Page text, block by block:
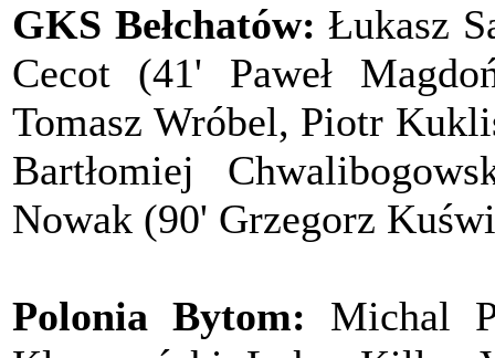
GKS Bełchatów:Łukasz
Cecot (41' Paweł
Tomasz Wróbel, Piotr
Bartłomiej
Nowak (90' Grzegorz
Polonia Bytom: Michal